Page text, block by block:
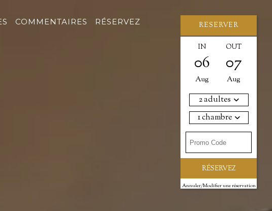
COMMENTAIRES RÉSERVEZ RESERVER
IN
06
Aug
OUT
07
Aug
2 adultes
1 chambre
Annuler/Modifier une réservation
AVANTAGES
Meilleur prix en ligne
garanti
Wi-Fi toujours inclus